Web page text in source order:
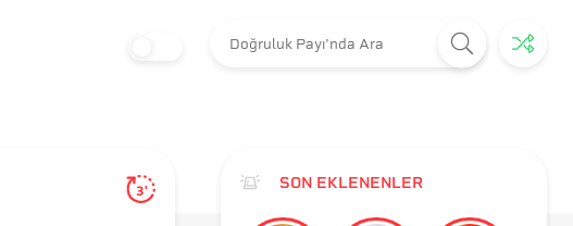
3' SON EKLENENLER